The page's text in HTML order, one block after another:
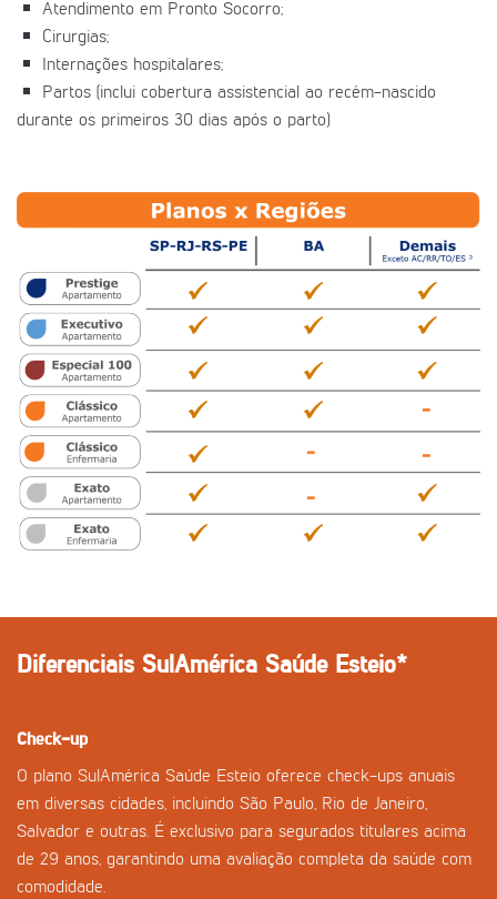
Atendimento em Pronto Socorro;
Cirurgias;
Internações hospitalares;
Partos (inclui cobertura assistencial ao recém-nascido
durante os primeiros 30 dias após o parto)
Diferenciais SulAmérica Saúde Esteio*
Check-up
O plano SulAmérica Saúde Esteio oferece check-ups anuais
em diversas cidades, incluindo São Paulo, Rio de Janeiro,
Salvador e outras. É exclusivo para segurados titulares acima
de 29 anos, garantindo uma avaliação completa da saúde com
comodidade.